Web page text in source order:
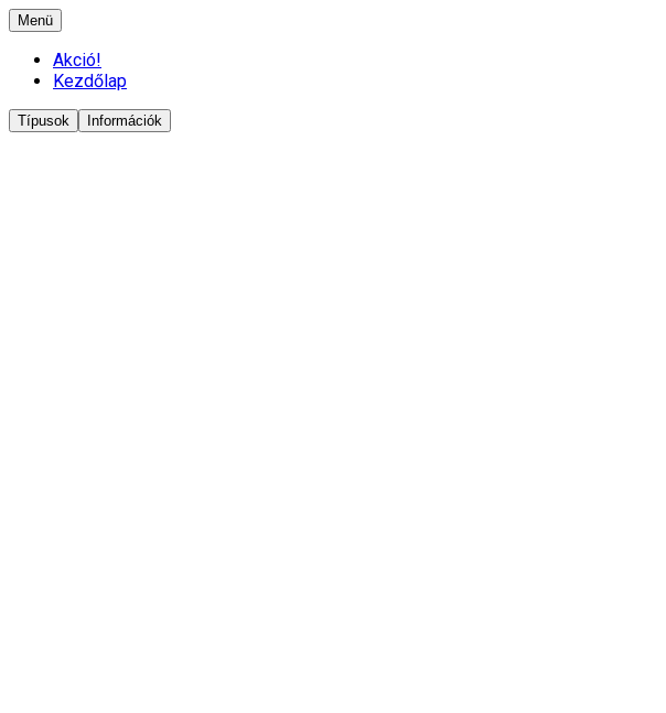
Menü
Akció!
Kezdőlap
Típusok Információk